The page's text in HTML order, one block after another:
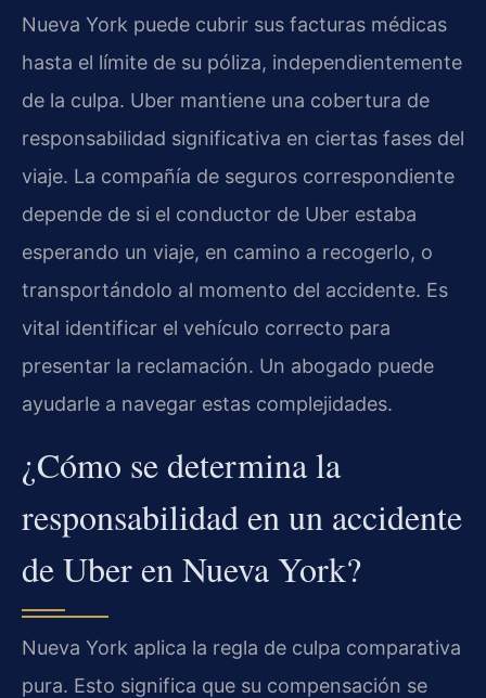
Nueva York puede cubrir sus facturas médicas
hasta el límite de su póliza, independientemente
de la culpa. Uber mantiene una cobertura de
responsabilidad significativa en ciertas fases del
viaje. La compañía de seguros correspondiente
depende de si el conductor de Uber estaba
esperando un viaje, en camino a recogerlo, o
transportándolo al momento del accidente. Es
vital identificar el vehículo correcto para
presentar la reclamación. Un abogado puede
ayudarle a navegar estas complejidades.
¿Cómo se determina la
responsabilidad en un accidente
de Uber en Nueva York?
Nueva York aplica la regla de culpa comparativa
pura. Esto significa que su compensación se